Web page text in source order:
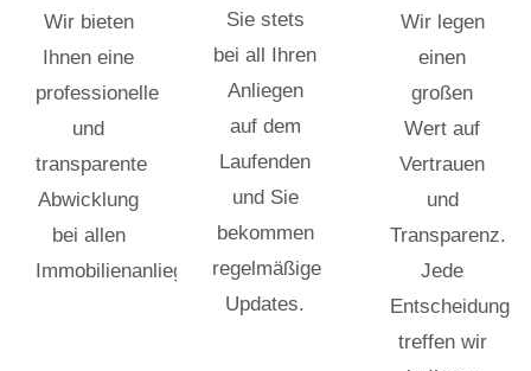
Wir bieten
Ihnen eine
professionelle
und
transparente
Abwicklung
bei allen
Immobilienanliegen.
Sie stets
bei all Ihren
Anliegen
auf dem
Laufenden
und Sie
bekommen
regelmäßige
Updates.
Wir legen
einen
großen
Wert auf
Vertrauen
und
Transparenz.
Jede
Entscheidung
treffen wir